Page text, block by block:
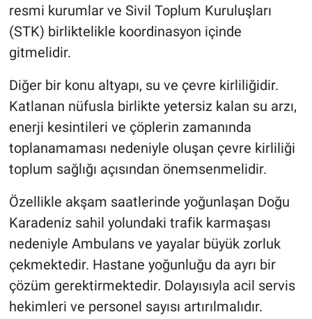
resmi kurumlar ve Sivil Toplum Kuruluşları
(STK) birliktelikle koordinasyon içinde
gitmelidir.
Diğer bir konu ​altyapı, su ve çevre kirliliğidir.
Katlanan nüfusla birlikte yetersiz kalan su arzı,
enerji kesintileri ve çöplerin zamanında
toplanamaması nedeniyle oluşan çevre kirliliği
toplum sağlığı açısından önemsenmelidir.
Özellikle akşam saatlerinde yoğunlaşan Doğu
Karadeniz sahil yolundaki trafik karmaşası
nedeniyle Ambulans ve yayalar büyük zorluk
çekmektedir. Hastane yoğunluğu da ayrı bir
çözüm gerektirmektedir. Dolayısıyla acil servis
hekimleri ve personel sayısı artırılmalıdır.